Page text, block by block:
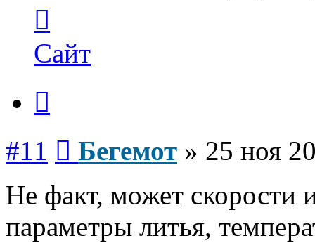
пользователя
Бегемот
Сайт
#11 Бегемот » 25 ноя
Не факт, может скорости
параметры литья,